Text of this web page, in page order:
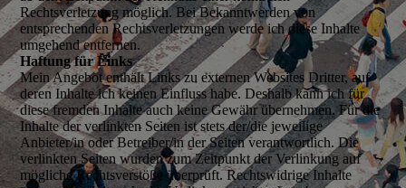
Rechtsverletzung möglich. Bei Bekanntwerden von
entsprechenden Rechtsverletzungen werde ich diese Inhalte
umgehend entfernen.
Haftung für Links
Mein Angebot enthält Links zu externen Websites Dritter, auf
deren Inhalte ich keinen Einfluss habe. Deshalb kann ich für
diese fremden Inhalte auch keine Gewähr übernehmen. Für die
Inhalte der verlinkten Seiten ist stets der/die jeweilige
Anbieter/in oder Betreiber/in der Seiten verantwortlich. Die
verlinkten Seiten wurden zum Zeitpunkt der Verlinkung auf
mögliche Rechtsverstöße überprüft. Rechtswidrige Inhalte